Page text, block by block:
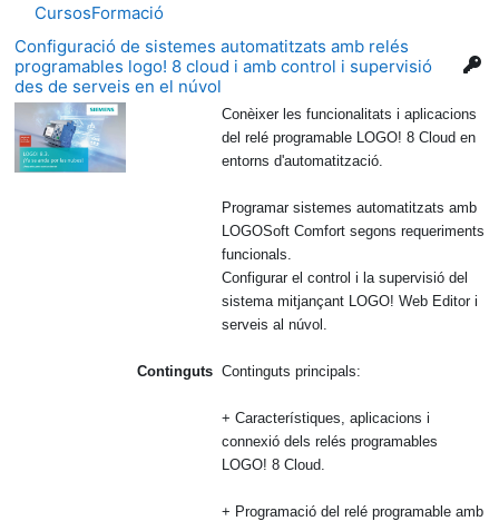
CursosFormació
Configuració de sistemes automatitzats amb relés
programables logo! 8 cloud i amb control i supervisió
des de serveis en el núvol
Conèixer les funcionalitats i aplicacions
del relé programable LOGO! 8 Cloud en
entorns d'automatització.
Programar sistemes automatitzats amb
LOGOSoft Comfort segons requeriments
funcionals.
Configurar el control i la supervisió del
sistema mitjançant LOGO! Web Editor i
serveis al núvol.
Continguts Continguts principals:
+ Característiques, aplicacions i
connexió dels relés programables
LOGO! 8 Cloud.
+ Programació del relé programable amb